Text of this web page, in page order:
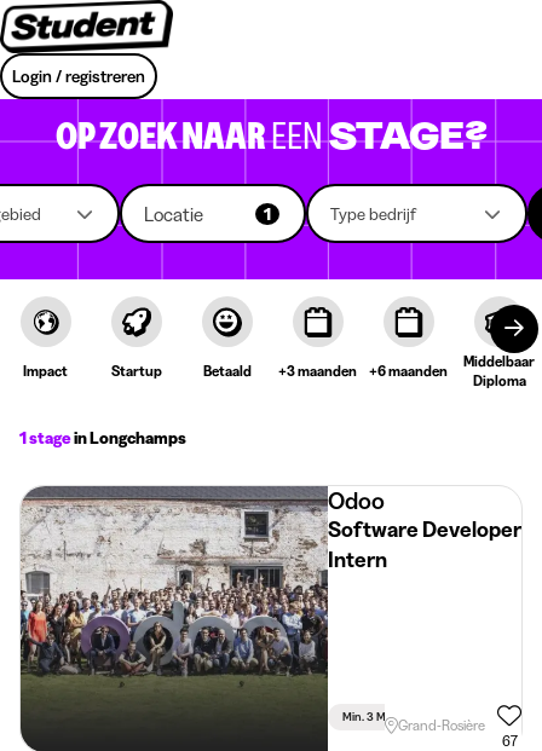
Login / registreren
OP ZOEK NAAREENSTAGE?
Locatie 1 Type bedrijf
Impact Startup Betaald +3 maanden +6 maanden
Middelbaar
Diploma
1 stagein Longchamps
Odoo
Software Developer
Intern
Min. 3 Maand Voltijds
Grand-Rosière
67